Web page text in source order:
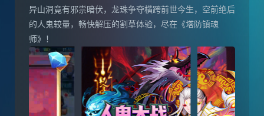
异山洞竟有邪祟暗伏，龙珠争夺横跨前世今生，空前绝后
的人鬼较量，畅快解压的割草体验，尽在《塔防镇魂
师》！